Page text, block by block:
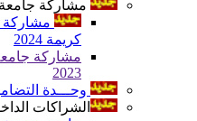
مشاركة جامعة
مشاركة
كريمة 2024
مشاركة
2023
وحـــدة
الشراكات